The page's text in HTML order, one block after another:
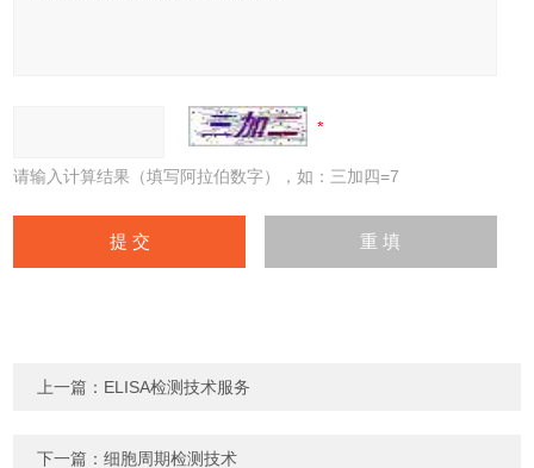
请输入计算结果（填写阿拉伯数字），如：三加四=7
上一篇： ELISA检测技术服务
下一篇：细胞周期检测技术